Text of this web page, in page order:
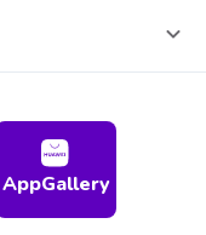
AppGallery